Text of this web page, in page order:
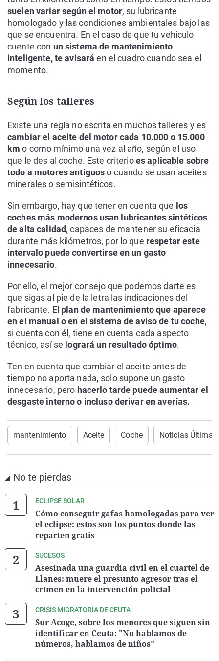
suelen variar según el motor, su lubricante
homologado y las condiciones ambientales bajo las
que se encuentra. En el caso de que tu vehículo
cuente con un sistema de mantenimiento
inteligente, te avisará en el cuadro cuando sea el
momento.
Según los talleres
Existe una regla no escrita en muchos talleres y es
cambiar el aceite del motor cada 10.000 o 15.000
km o como mínimo una vez al año, según el uso
que le des al coche. Este criterioes aplicable sobre
todo a motores antiguoso cuando se usan aceites
minerales o semisintéticos.
Sin embargo, hay que tener en cuenta que los
coches más modernos usan lubricantes sintéticos
de alta calidad, capaces de mantener su eficacia
durante más kilómetros, por lo que respetar este
intervalo puede convertirse en un gasto
innecesario.
Por ello, el mejor consejo que podemos darte es
que sigas al pie de la letra las indicaciones del
fabricante. El plan de mantenimiento que aparece
en el manual o en el sistema de aviso de tu coche,
si cuenta con él, tiene en cuenta cada aspecto
técnico, así se logrará un resultado óptimo.
Ten en cuenta que cambiar el aceite antes de
tiempo no aporta nada, solo supone un gasto
innecesario, pero hacerlo tarde puede aumentar el
desgaste interno o incluso derivar en averías.
mantenimiento Aceite Coche Noticias Última
No te pierdas
ECLIPSE SOLAR
Cómo conseguir gafas homologadas para ver
el eclipse: estos son los puntos donde las
reparten gratis
SUCESOS
Asesinada una guardia civil en el cuartel de
Llanes: muere el presunto agresor tras el
crimen en la intervención policial
CRISIS MIGRATORIA DE CEUTA
Sur Acoge, sobre los menores que siguen sin
identificar en Ceuta: "No hablamos de
números, hablamos de niños"